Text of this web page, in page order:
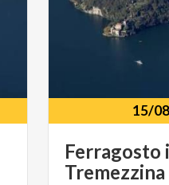
15/
Ferragosto
Tremezzina